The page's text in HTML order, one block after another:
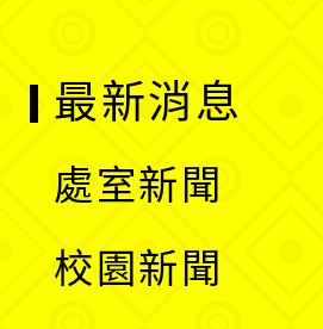
最新消息
處室新聞
校園新聞